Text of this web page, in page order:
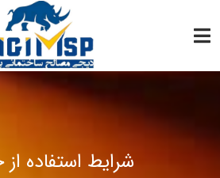
شرایط استفاده